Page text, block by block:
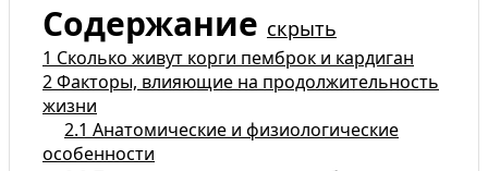
Содержание скрыть
1 Сколько живут корги пемброк и кардиган
2Факторы, влияющие на продолжительность
жизни
2.1 Анатомические и физиологические
особенности